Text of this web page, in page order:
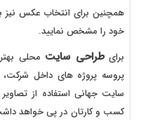
همچنین برای انتخاب عکس نیز
خود را مشخص نمایید.
برایطراحی سایت محلی
پروسه پروژه های داخل
سایت جهانی استفاده از
کسب و کارتان در پی خواهد